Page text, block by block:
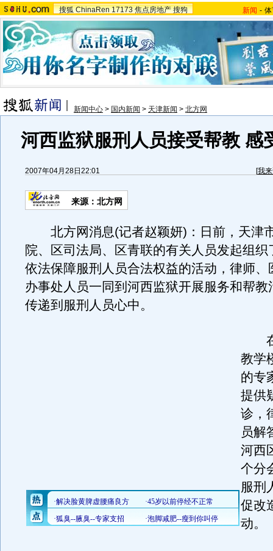
搜狐 ChinaRen 17173 焦点房地产 搜狗 新闻 -
新闻中心 > 国内新闻 > 天津新闻 > 北方网
河西监狱服刑人员接受帮教 感
2007年04月28日22:01 [我
来源：北方网
北方网消息(记者赵颖妍)：日前，天津
院、区司法局、区青联的有关人员发起组织
依法保障服刑人员合法权益的活动，律师、
办事处人员一同到河西监狱开展服务和帮教
传递到服刑人员心中。
在
教学
的专
提供
诊，
员解
河西
个分
服刑
促改
动。